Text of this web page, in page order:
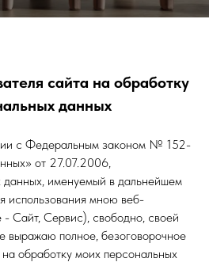
сайта на обработку
данных
с Федеральным законом № 152-
от 27.07.2006,
данных, именуемый в дальнейшем
использования мною веб-
- Сайт, Сервис), свободно, своей
выражаю полное, безоговорочное
обработку моих персональных